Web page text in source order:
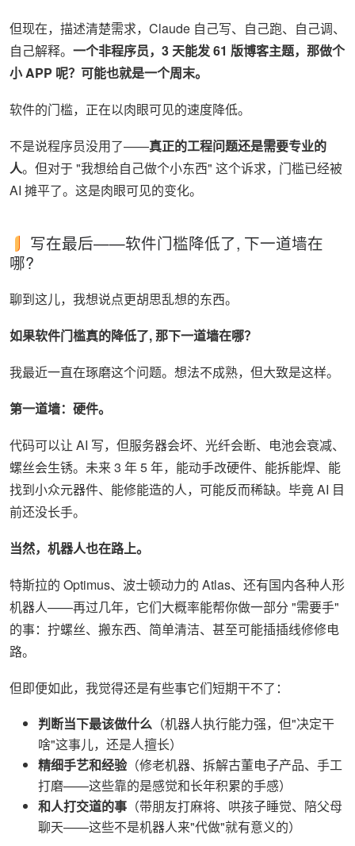
但现在，描述清楚需求，Claude 自己写、自己跑、自己调、
自己解释。 一个非程序员，3 天能发 61 版博客主题，那做个
小 APP 呢？可能也就是一个周末。
软件的门槛，正在以肉眼可见的速度降低。
不是说程序员没用了——真正的工程问题还是需要专业的
人。但对于 "我想给自己做个小东西" 这个诉求，门槛已经被
AI 摊平了。这是肉眼可见的变化。
写在最后——软件门槛降低了, 下一道墙在
哪?
聊到这儿，我想说点更胡思乱想的东西。
如果软件门槛真的降低了, 那下一道墙在哪？
我最近一直在琢磨这个问题。想法不成熟，但大致是这样。
第一道墙：硬件。
代码可以让 AI 写，但服务器会坏、光纤会断、电池会衰减、
螺丝会生锈。未来 3 年 5 年，能动手改硬件、能拆能焊、能
找到小众元器件、能修能造的人，可能反而稀缺。毕竟 AI 目
前还没长手。
当然，机器人也在路上。
特斯拉的 Optimus、波士顿动力的 Atlas、还有国内各种人形
机器人——再过几年，它们大概率能帮你做一部分 "需要手"
的事：拧螺丝、搬东西、简单清洁、甚至可能插插线修修电
路。
但即便如此，我觉得还是有些事它们短期干不了：
判断当下最该做什么 （机器人执行能力强，但"决定干
啥"这事儿，还是人擅长）
精细手艺和经验（修老机器、拆解古董电子产品、手工
打磨——这些靠的是感觉和长年积累的手感）
和人打交道的事 （带朋友打麻将、哄孩子睡觉、陪父母
聊天——这些不是机器人来"代做"就有意义的）